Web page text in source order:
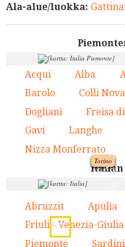
Ala-alue/luokka:
Torino
9.
Acqui Alba
Barolo Colli
Dogliani Freisa
Gavi Langhe
Nizza Monferrato
Italian
7.
13.
Abruzzit Apulia
Friuli - Venezia-Giulia
Piemonte